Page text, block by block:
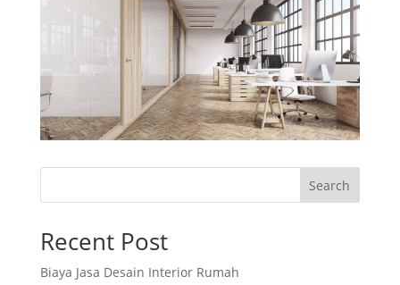
Search
Recent Post
Biaya Jasa Desain Interior Rumah